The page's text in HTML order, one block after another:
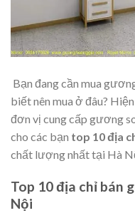
Bạn đang cần mua
biết nên mua ở đâu?
đơn vị cung cấp gương
cho các bạn top 10 địa
chất lượng nhất tại Hà
Top 10 địa chỉ bán
Nội